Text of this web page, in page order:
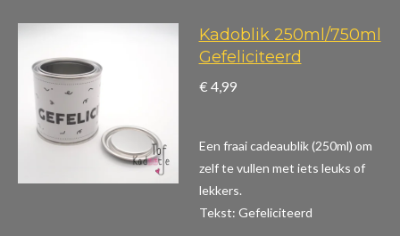
Kadoblik 250ml/750ml
Gefeliciteerd
€ 4,99
Een fraai cadeaublik (250ml) om
zelf te vullen met iets leuks of
lekkers.
Tekst: Gefeliciteerd